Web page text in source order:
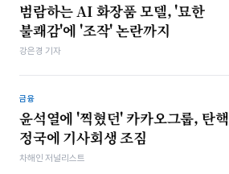
범람하는 AI 화장품 모델, '묘한
불쾌감'에 '조작' 논란까지
강은경 기자
금융
윤석열에 '찍혔던' 카카오그룹, 탄핵
정국에 기사회생 조짐
차해인 저널리스트